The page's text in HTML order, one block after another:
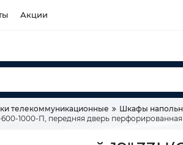
Акции
телекоммуникационные
Шкафы
1000-П, передняя дверь